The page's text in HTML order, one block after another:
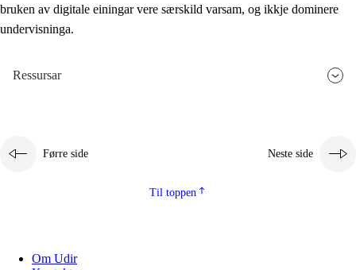
bruken av digitale einingar vere særskild varsam, og ikkje dominere
undervisninga.
Ressursar
Førre side Neste side
Til toppen
Om Udir